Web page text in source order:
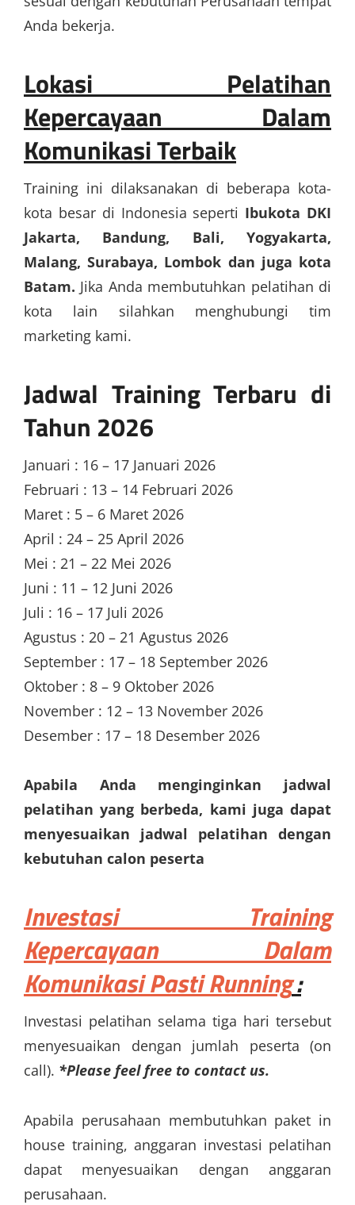
Anda bekerja.
Lokasi Pelatihan
Kepercayaan Dalam
Komunikasi Terbaik
Training ini dilaksanakan di beberapa kota-
kota besar di Indonesia seperti Ibukota DKI
Jakarta, Bandung, Bali, Yogyakarta,
Malang, Surabaya, Lombok dan juga kota
Batam. Jika Anda membutuhkan pelatihan di
kota lain silahkan menghubungi tim
marketing kami.
Jadwal Training Terbaru di
Tahun 2026
Januari : 16 – 17 Januari 2026
Februari : 13 – 14 Februari 2026
Maret : 5 – 6 Maret 2026
April : 24 – 25 April 2026
Mei : 21 – 22 Mei 2026
Juni : 11 – 12 Juni 2026
Juli : 16 – 17 Juli 2026
Agustus : 20 – 21 Agustus 2026
September : 17 – 18 September 2026
Oktober : 8 – 9 Oktober 2026
November : 12 – 13 November 2026
Desember : 17 – 18 Desember 2026
Apabila Anda menginginkan jadwal
pelatihan yang berbeda, kami juga dapat
menyesuaikan jadwal pelatihan dengan
kebutuhan calon peserta
Investasi Training
Kepercayaan Dalam
Komunikasi Pasti Running:
Investasi pelatihan selama tiga hari tersebut
menyesuaikan dengan jumlah peserta (on
call). *Please feel free to contact us.
Apabila perusahaan membutuhkan paket in
house training, anggaran investasi pelatihan
dapat menyesuaikan dengan anggaran
perusahaan.